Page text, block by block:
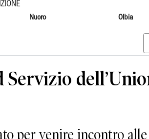
Nuoro Olbia
Servizio
per venire incontro